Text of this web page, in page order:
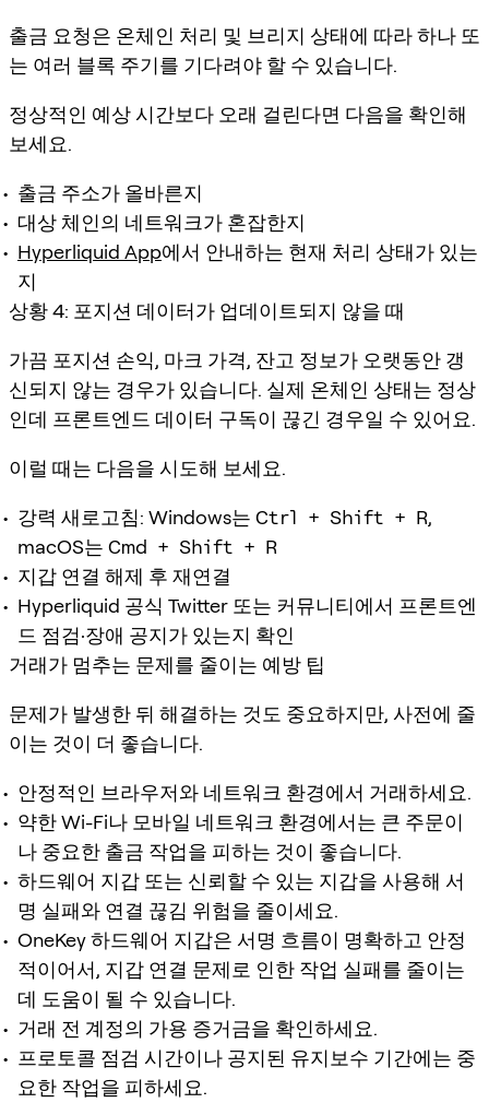
출금 요청은 온체인 처리 및 브리지 상태에 따라 하나 또
는 여러 블록 주기를 기다려야 할 수 있습니다.
정상적인 예상 시간보다 오래 걸린다면 다음을 확인해
보세요.
출금 주소가 올바른지
대상 체인의 네트워크가 혼잡한지
Hyperliquid App에서 안내하는 현재 처리 상태가 있는
지
상황 4: 포지션 데이터가 업데이트되지 않을 때
가끔 포지션 손익, 마크 가격, 잔고 정보가 오랫동안 갱
신되지 않는 경우가 있습니다. 실제 온체인 상태는 정상
인데 프론트엔드 데이터 구독이 끊긴 경우일 수 있어요.
이럴 때는 다음을 시도해 보세요.
강력 새로고침: Windows는 Ctrl + Shift + R,
macOS는 Cmd + Shift + R
지갑 연결 해제 후 재연결
Hyperliquid 공식 Twitter 또는 커뮤니티에서 프론트엔
드 점검·장애 공지가 있는지 확인
거래가 멈추는 문제를 줄이는 예방 팁
문제가 발생한 뒤 해결하는 것도 중요하지만, 사전에 줄
이는 것이 더 좋습니다.
안정적인 브라우저와 네트워크 환경에서 거래하세요.
약한 Wi-Fi나 모바일 네트워크 환경에서는 큰 주문이
나 중요한 출금 작업을 피하는 것이 좋습니다.
하드웨어 지갑 또는 신뢰할 수 있는 지갑을 사용해 서
명 실패와 연결 끊김 위험을 줄이세요.
OneKey 하드웨어 지갑은 서명 흐름이 명확하고 안정
적이어서, 지갑 연결 문제로 인한 작업 실패를 줄이는
데 도움이 될 수 있습니다.
거래 전 계정의 가용 증거금을 확인하세요.
프로토콜 점검 시간이나 공지된 유지보수 기간에는 중
요한 작업을 피하세요.